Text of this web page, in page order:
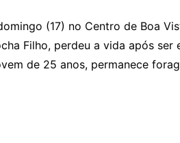
(17) no Centro de Boa
Filho, perdeu a vida após ser
de 25 anos, permanece